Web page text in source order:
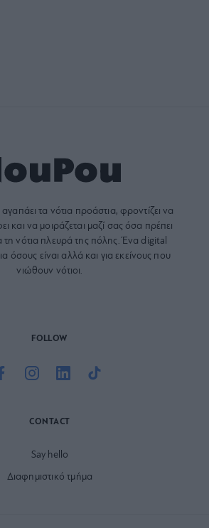
αγαπάει τα νότια προάστια, φροντίζει να
και να μοιράζεται μαζί σας όσα πρέπει
τη νότια πλευρά της πόλης. Ένα digital
όσους είναι αλλά και για εκείνους που
νιώθουν νότιοι.
FOLLOW
CONTACT
Say hello
Διαφημιστικό τμήμα